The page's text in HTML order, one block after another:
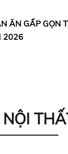
ĂN GẤP GỌN
2026